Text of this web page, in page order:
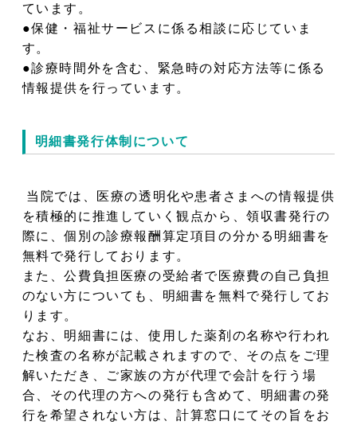
ています。
●保健・福祉サービスに係る相談に応じていま
す。
●診療時間外を含む、緊急時の対応方法等に係る
情報提供を行っています。
明細書発行体制について
当院では、医療の透明化や患者さまへの情報提供
を積極的に推進していく観点から、領収書発行の
際に、個別の診療報酬算定項目の分かる明細書を
無料で発行しております。
また、公費負担医療の受給者で医療費の自己負担
のない方についても、明細書を無料で発行してお
ります。
なお、明細書には、使用した薬剤の名称や行われ
た検査の名称が記載されますので、その点をご理
解いただき、ご家族の方が代理で会計を行う場
合、その代理の方への発行も含めて、明細書の発
行を希望されない方は、計算窓口にてその旨をお